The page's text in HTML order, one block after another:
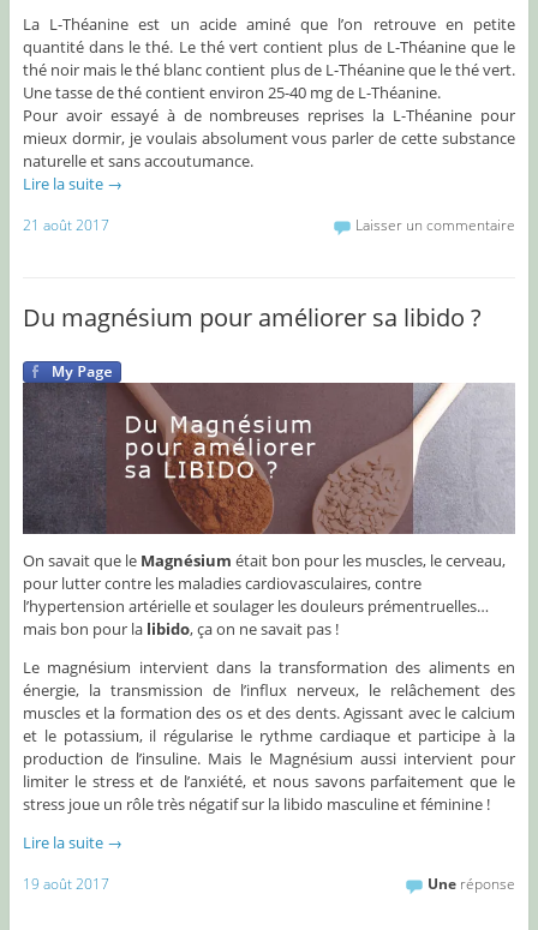
La L-Théanine est un acide aminé que l’on retrouve en petite
quantité dans le thé. Le thé vert contient plus de L-Théanine que le
thé noir mais le thé blanc contient plus de L-Théanine que le thé vert.
Une tasse de thé contient environ 25-40 mg de L-Théanine.
Pour avoir essayé à de nombreuses reprises la L-Théanine pour
mieux dormir, je voulais absolument vous parler de cette substance
naturelle et sans accoutumance.
Lire la suite →
21 août 2017 Laisser un commentaire
Du magnésium pour améliorer sa libido ?
On savait que le Magnésium était bon pour les muscles, le cerveau,
pour lutter contre les maladies cardiovasculaires, contre
l’hypertension artérielle et soulager les douleurs prémentruelles…
mais bon pour la libido, ça on ne savait pas !
Le magnésium intervient dans la transformation des aliments en
énergie, la transmission de l’influx nerveux, le relâchement des
muscles et la formation des os et des dents. Agissant avec le calcium
et le potassium, il régularise le rythme cardiaque et participe à la
production de l’insuline. Mais le Magnésium aussi intervient pour
limiter le stress et de l’anxiété, et nous savons parfaitement que le
stress joue un rôle très négatif sur la libido masculine et féminine !
Lire la suite →
19 août 2017 Une réponse